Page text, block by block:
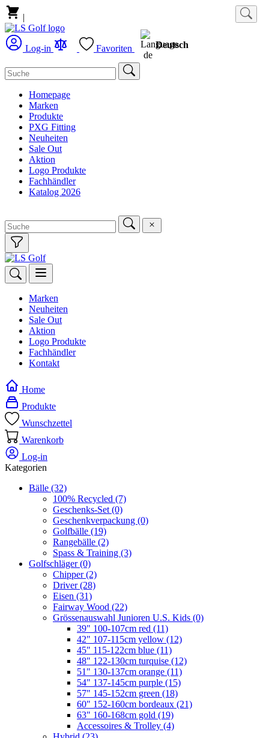
|
Log-in Favoriten Deutsch
Homepage
Marken
Produkte
PXG Fitting
Neuheiten
Sale Out
Aktion
Logo Produkte
Fachhändler
Katalog 2026
Marken
Neuheiten
Sale Out
Aktion
Logo Produkte
Fachhändler
Kontakt
Home
Produkte
Wunschzettel
Warenkorb
Log-in
Kategorien
Bälle (32)
100% Recycled (7)
Geschenks-Set (0)
Geschenkverpackung (0)
Golfbälle (19)
Rangebälle (2)
Spass & Training (3)
Golfschläger(0)
Chipper(2)
Driver(28)
Eisen (31)
Fairway Wood (22)
Grössenauswahl Junioren U.S. Kids (0)
39" 100-107cm red (11)
42" 107-115cm yellow (12)
45" 115-122cm blue (11)
48" 122-130cm turquise (12)
51" 130-137cm orange (11)
54" 137-145cm purple (15)
57" 145-152cm green (18)
60" 152-160cm bordeaux (21)
63" 160-168cm gold (19)
Accessoires & Trolley (4)